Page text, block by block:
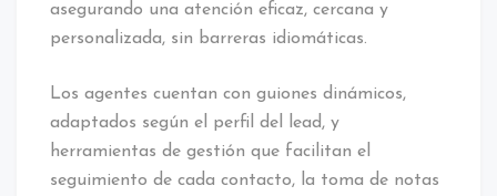
asegurando una atención eficaz, cercana y
personalizada, sin barreras idiomáticas.
Los agentes cuentan con guiones dinámicos,
adaptados según el perfil del lead, y
herramientas de gestión que facilitan el
seguimiento de cada contacto, la toma de notas